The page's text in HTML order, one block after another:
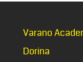
Varano
Dorina